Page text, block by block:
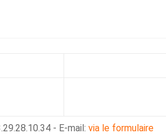
- E-mail: via le formulaire